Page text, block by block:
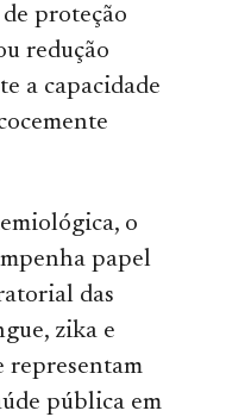
proteção
redução
a capacidade
o
papel
das
zika e
representam
pública em